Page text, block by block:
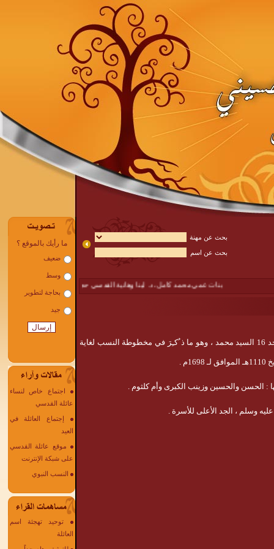
اجتماع خاص لنساء
عائلة القدسي
إجتماع العائلة في
العيد
موقع عائلة القدسي
على شبكة الإنترنت
النسب النبوي
توحيد تهجئة اسم
العائلة
بحث عن مهنة
بحث عن اسم
بنات عمي محمد كامل، د. لينا وهانية القدسي حجاً مبروراً : امل القدسي
بدءاً من الجد الأعلى سيدنا الحسين ولغاية الجد 16 السيد محمد ، وهو ما ذ ُكـِرَ في مخطوطة النسب لغاية
: الحسن والحسين وزينب الكبرى وأم كلثوم .